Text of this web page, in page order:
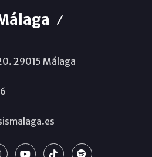
29015 Málaga